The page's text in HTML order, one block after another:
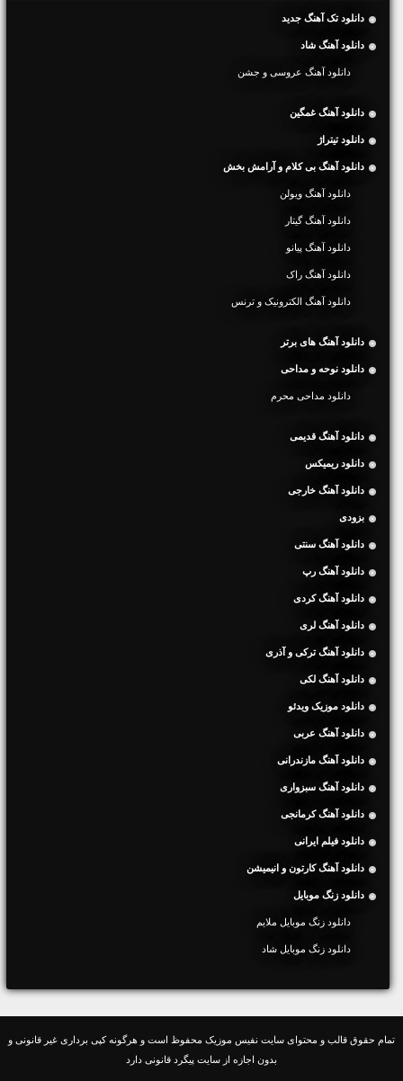
دانلود تک آهنگ جدید
دانلود آهنگ شاد
دانلود آهنگ عروسی و جشن
دانلود آهنگ غمگین
دانلود تیتراژ
دانلود آهنگ بی کلام و آرامش بخش
دانلود آهنگ ویولن
دانلود آهنگ گیتار
دانلود آهنگ پیانو
دانلود آهنگ راک
دانلود آهنگ الکترونیک و ترنس
دانلود آهنگ های برتر
دانلود نوحه و مداحی
دانلود مداحی محرم
دانلود آهنگ قدیمی
دانلود ریمیکس
دانلود آهنگ خارجی
بزودی
دانلود آهنگ سنتی
دانلود آهنگ رپ
دانلود آهنگ کردی
دانلود آهنگ لری
دانلود آهنگ ترکی و آذری
دانلود آهنگ لکی
دانلود موزیک ویدئو
دانلود آهنگ عربی
دانلود آهنگ مازندرانی
دانلود آهنگ سبزواری
دانلود آهنگ کرمانجی
دانلود فیلم ایرانی
دانلود آهنگ کارتون و انیمیشن
دانلود زنگ موبایل
دانلود زنگ موبایل ملایم
دانلود زنگ موبایل شاد
تمام حقوق قالب و محتوای سایت نفیس موزیک محفوظ است و هرگونه کپی برداری غیر قانونی و
بدون اجازه از سایت پیگرد قانونی دارد